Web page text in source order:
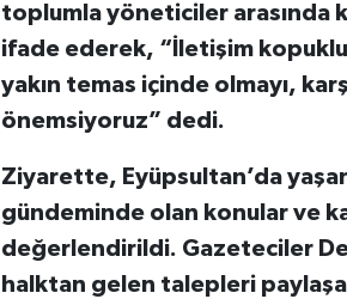
toplumla yöneticiler arasında
ifade ederek, “İletişim
yakın temas içinde olmayı,
önemsiyoruz” dedi.
Ziyarette, Eyüpsultan’da
gündeminde olan konular ve
değerlendirildi. Gazeteciler
halktan gelen talepleri